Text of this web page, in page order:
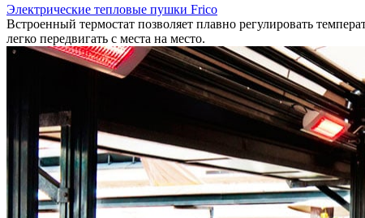
Электрические тепловые пушки Frico
Встроенный термостат позволяет плавно регулировать
легко передвигать с места на место.